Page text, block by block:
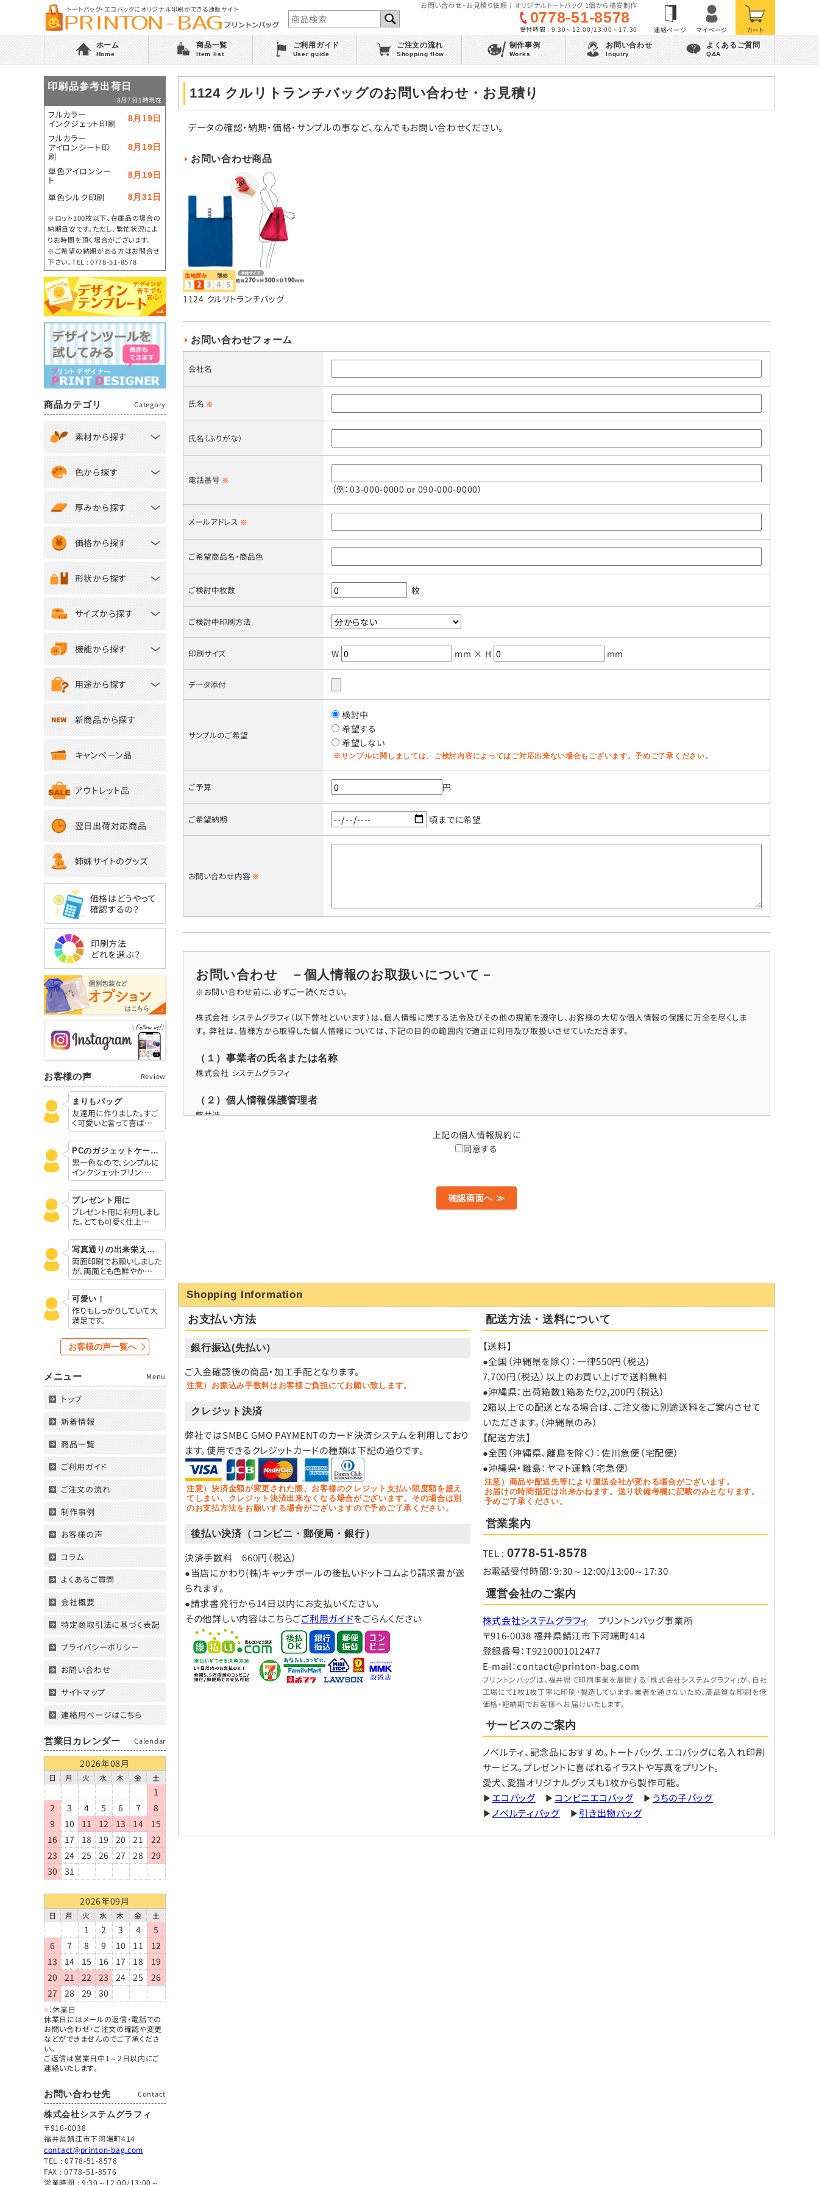
トートバッグ・エコバッグにオリジナル印刷ができる通販サイト お問い合わせ・お見積り依頼｜オリジナルトートバッグ 1個から格安制作
0778-51-8578
受付時間 : 9:30～12:00/13:00～17:30
ホーム
Home
商品一覧
Item list
ご利用ガイド
User guide
ご注文の流れ
Shopping flow
制作事例
Works
お問い合わせ
Inquiry
よくあるご質問
Q&A
1124 クルリトランチバッグのお問い合わせ・お見積り
データの確認・納期・価格・サンプルの事など、なんでもお問い合わせください。
お問い合わせ商品
1124 クルリトランチバッグ
お問い合わせフォーム
会社名
氏名 ※
氏名（ふりがな）
電話番号 ※
（例：03-000-0000 or 090-000-0000）
メールアドレス ※
ご希望商品名・商品色
ご検討中枚数 枚
ご検討中印刷方法
印刷サイズ W mm × H mm
データ添付
サンプルのご希望
検討中
希望する
希望しない
※サンプルに関しましては、ご検討内容によってはご対応出来ない場合もございます。予めご了承ください。
ご予算 円
ご希望納期 頃までに希望
お問い合わせ内容 ※
お問い合わせ －個人情報のお取扱いについて－
※お問い合わせ前に、必ずご一読ください。
株式会社 システムグラフィ（以下弊社といいます）は、個人情報に関する法令及びその他の規範を遵守し、お客様の大切な個人情報の保護に万全を尽くしま
す。 弊社は、皆様方から取得した個人情報については、下記の目的の範囲内で適正に利用及び取扱いさせていただきます。
（１）事業者の氏名または名称
株式会社 システムグラフィ
（２）個人情報保護管理者
藤井渉
（５）個人情報の取扱いの委託について
取得した個人情報の取扱いの一部を委託業者に委託することがあります。委託に際しては、個人情報の保護水準が、当社が設定する安全対策基準を満たす事
業者を選定し、適切な管理、監督を行います。
（６）開示対象個人情報の開示等および問い合わせ窓口について
ご本人からの求めにより、当社が保有する開示対象個人情報の利用目的の通知・開示・内容の訂正・追加または削除・利用の停止・消去および第三者への提供
の 停止（「開示等」といいます。）に応じます。
開示等に応ずる窓口は、「
（７）個人情報を入力するにあたっての注意事項
商品、サービス提供のお取引に必要な情報を入力していただきます。必ず全ての項目を正しく入力してください。不備があった場合、ご注文のお取引、配送やそ
の他の連絡がうまくできない場合があります。
なお入力していただきました電子メールアドレスや電話番号に問い合わせいただきました商品、または弊社サービスのご案内をさせていただくことがあります。
（８）本人が容易に認識できない方法による個人情報の取得
クッキーやウェブビーコン等を用いるなどして、本人が容易に認識できない方法による個人情報の取得は行っておりません。
（９）個人情報の安全管理措置について
取得した個人情報については、漏洩、減失またはき損の防止と是正、その他個人情報の安全管理のために必要かつ適切な措置を講じます。
お問合せへの回答後、取得した個人情報は当社において削除致します。
このサイトは、SSL（Secure Socket Layer）による暗号化措置を講じています。
（１０）個人情報の任意性について
皆様方が弊社に提供する個人情報は、基本的に任意の提供と致しますが、お願いした個人情報を提供して頂けない場合、本来の適正な手続き等の処理又は迅
速な連絡等の対応が出来ず、皆様方に不利益を生じる場合があります。
（１１）個人情報保護方針
当社ホームページの個人情報保護方針を ご覧下さい。
上記の個人情報規約に
同意する
Shopping Information
お支払い方法
銀行振込(先払い）
ご入金確認後の商品・加工手配となります。
注意）お振込み手数料はお客様ご負担にてお願い致します。
クレジット決済
弊社ではSMBC GMO PAYMENTのカード決済システムを利用しており
ます。使用できるクレジットカードの種類は下記の通りです。
注意）決済金額が変更された際、お客様のクレジット支払い限度額を超え
てしまい、クレジット決済出来なくなる場合がございます。その場合は別
のお支払方法をお願いする場合がございますので予めご了承ください。
後払い決済（コンビニ・郵便局・銀行）
決済手数料 660円（税込）
●当店にかわり(株)キャッチボールの後払いドットコムより請求書が送
られます。
●請求書発行から14日以内にお支払いください。
その他詳しい内容はこちらごご利用ガイドをごらんください
配送方法・送料について
【送料】
●全国（沖縄県を除く）：一律550円（税込）
7,700円（税込）以上のお買い上げで送料無料
●沖縄県：出荷箱数1箱あたり2,200円（税込）
2箱以上での配送となる場合は、ご注文後に別途送料をご案内させて
いただきます。（沖縄県のみ）
【配送方法】
●全国（沖縄県、離島を除く）：佐川急便（宅配便）
●沖縄県・離島：ヤマト運輸（宅急便）
注意）商品や配送先等により運送会社が変わる場合がございます。
お届けの時間指定は出来かねます。送り状備考欄に記載のみとなります。
予めご了承ください。
営業案内
TEL : 0778-51-8578
お電話受付時間：9:30～12:00/13:00～17:30
運営会社のご案内
株式会社システムグラフィ プリントンバッグ事業所
〒916-0038 福井県鯖江市下河端町414
登録番号：T9210001012477
E-mail：contact@printon-bag.com
プリントンバッグは、福井県で印刷事業を展開する「株式会社システムグラフィ」が、自社
工場にて1枚1枚丁寧に印刷・製造しています。業者を通さないため、高品質な印刷を低
価格・短納期でお客様へお届けいたします。
サービスのご案内
ノベルティ、記念品におすすめ。トートバッグ、エコバッグに名入れ印刷
サービス。プレゼントに喜ばれるイラストや写真をプリント。
愛犬、愛猫オリジナルグッズも1枚から製作可能。
▶エコバッグ▶ コンビニエコバッグ▶ うちの子バッグ
▶ ノベルティバッグ▶引き出物バッグ
印刷品参考出荷日
8月7日1時現在
フルカラー
インクジェット印刷 8月19日
フルカラー
アイロンシート印
刷
8月19日
単色アイロンシー
ト 8月19日
単色シルク印刷 8月31日
※ロット100枚以下、在庫品の場合の
納期目安です。ただし、繁忙状況によ
りお時間を頂く場合がございます。
※ご希望の納期がある方はお問合せ
下さい。TEL : 0778-51-8578
商品カテゴリ Category
素材から探す
色から探す
厚みから探す
価格から探す
形状から探す
サイズから探す
機能から探す
用途から探す
新商品から探す
キャンペーン品
アウトレット品
翌日出荷対応商品
姉妹サイトのグッズ
価格はどうやって
確認するの？
印刷方法
どれを選ぶ？
お客様の声 Review
まりもバッグ
友達用に作りました。すご
く可愛いと言って喜ば…
PCのガジェットケースにぴったりです。
黒一色なので、シンプルに
インクジェットプリン…
プレゼント用に
プレゼント用に利用しまし
た。とても可愛く仕上…
写真通りの出来栄えにとても満足です
両面印刷でお願いしました
が、両面とも色鮮やか…
可愛い！
作りもしっかりしていて大
満足です。
お客様の声一覧へ
メニュー Menu
トップ
新着情報
商品一覧
ご利用ガイド
ご注文の流れ
制作事例
お客様の声
コラム
よくあるご質問
会社概要
特定商取引法に基づく表記
プライバシーポリシー
お問い合わせ
サイトマップ
連絡用ページはこちら
営業日カレンダー Calendar
2026年08月
日 月 火 水 木 金 土
1
2
3 4 5 6 7
8
9
10 11 12 13 14
15
16
17 18 19 20 21
22
23
24 25 26 27 28
29
30
31
2026年09月
日 月 火 水 木 金 土
1 2 3 4
5
6
7 8 9 10 11
12
13
14 15 16 17 18
19
20
21 22 23 24 25
26
27
28 29 30
■：休業日
休業日にはメールの返信・電話での
お問い合わせ・ご注文の確認や変更
などができませんのでご了承くださ
い。
ご返信は営業日中1～2日以内にご
連絡いたします。
お問い合わせ先 Contact
株式会社システムグラフィ
〒916-0038
福井県鯖江市下河端町414
contact@printon-bag.com
TEL :0778-51-8578
FAX : 0778-51-8576
営業時間 : 9:30～12:00/13:00～